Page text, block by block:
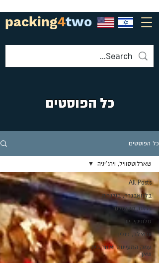
packing4two
כל הפוסטים
כל הפוסטים
All Posts
בלגואבגרד, בולגריה
גלזגו, סקוטלנד
סלוניקי, יוון
וורוצלב, פולין
עמק המעיינות ואזור בית
שאן
שארלוטסוויל, וירג'יניה